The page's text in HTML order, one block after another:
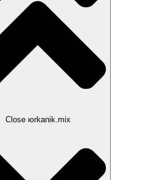
Close юrkanik.mix